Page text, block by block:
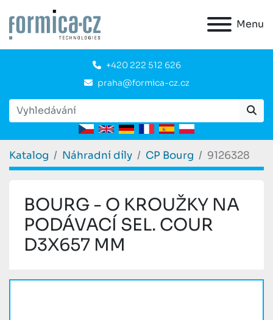
Menu
+420 222 512 626
praha@formica-cz.cz
Katalog Náhradní díly CP Bourg 9126328
BOURG - O KROUŽKY NA
PODÁVACÍ SEL. COUR
D3X657 MM